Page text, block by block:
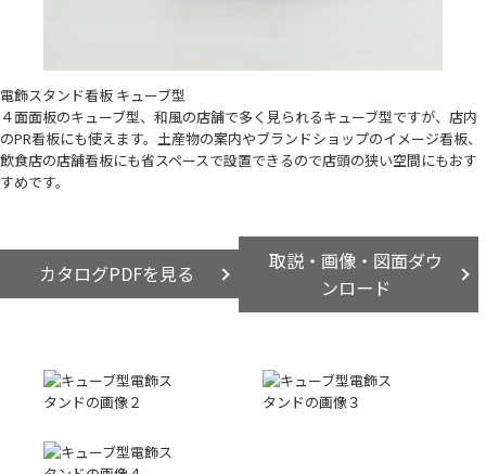
電飾スタンド看板 キューブ型
４面面板のキューブ型、和風の店舗で多く見られるキューブ型ですが、店内
のPR看板にも使えます。土産物の案内やブランドショップのイメージ看板、
飲食店の店舗看板にも省スペースで設置できるので店頭の狭い空間にもおす
すめです。
カタログPDFを見る
取説・画像・図面ダウ
ンロード